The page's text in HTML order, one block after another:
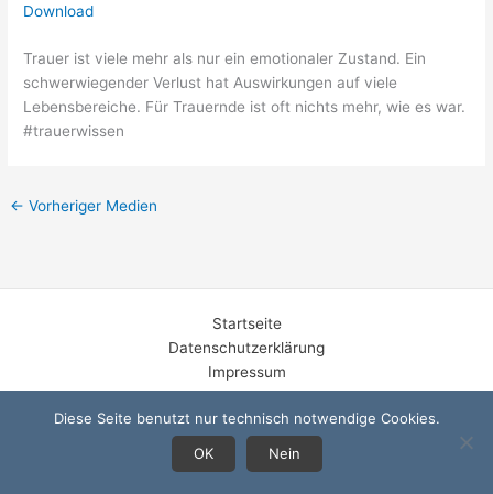
Download
Trauer ist viele mehr als nur ein emotionaler Zustand. Ein
schwerwiegender Verlust hat Auswirkungen auf viele
Lebensbereiche. Für Trauernde ist oft nichts mehr, wie es war.
#trauerwissen
← Vorheriger Medien
Startseite
Datenschutzerklärung
Impressum
Diese Seite benutzt nur technisch notwendige Cookies.
OK
Nein